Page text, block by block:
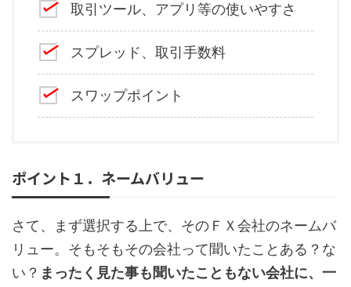
取引ツール、アプリ等の使いやすさ
スプレッド、取引手数料
スワップポイント
ポイント１．ネームバリュー
さて、まず選択する上で、そのＦＸ会社のネームバ
リュー。そもそもその会社って聞いたことある？な
い？ まったく見た事も聞いたこともない会社に、一